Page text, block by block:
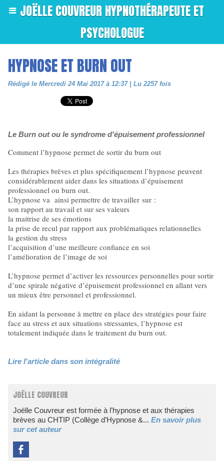
JOËLLE COUVREUR HYPNOTHÉRAPEUTE ET
PSYCHOLOGUE
HYPNOSE ET BURN OUT
Rédigé le Mercredi 24 Mai 2017 à 12:37 | Lu 2257 fois
Le Burn out ou le syndrome d'épuisement professionnel
Comment l’hypnose permet de sortir du burn out
Les thérapies brèves et plus spécifiquement l’hypnose peuvent
considérablement aider dans les situations d’épuisement
professionnel ou burn out.
L’hypnose va ainsi permettre de travailler sur :
son rapport au travail et sur ses valeurs
la maitrise de ses émotions
la prise de recul par rapport aux problématiques relationnelles
la gestion du stress
l’acquisition d’une meilleure confiance en soi
l’amélioration de l’image de soi
L’hypnose permet d’activer les ressources personnelles pour sortir
d’une spirale négative d’épuisement professionnel en allant vers
un mieux être personnel et professionnel.
En aidant la personne à mettre en place des stratégies pour faire
face au stress et aux situations stressantes, l’hypnose est
totalement indiquée dans le traitement du burn out.
Lire l'article dans son intégralité
JOËLLE COUVREUR
Joëlle Couvreur est formée à l’hypnose et aux thérapies
brèves au CHTIP (Collège d’Hypnose &... En savoir plus
sur cet auteur